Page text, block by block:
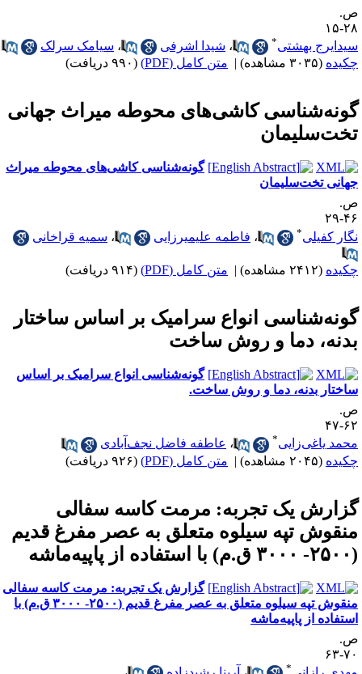
۱۵
بهشتی
،شیدا اشرفی ،سیامک سرلک
(۳۰۳۵ مشاهده) | متن کامل (PDF) (۹۹۰ دریافت)
کاشی‌های محوطه میراث جهانی
گونه‌شناسی کاشی‌های محوطه میراث
تخت‌سلیمان
۲۹
کفیلی
،فاطمه علیمیرزایی ،سمیه قراخانی
(۲۴۱۲ مشاهده) | متن کامل (PDF) (۹۱۴ دریافت)
انواع سرامیک بر اساس ساختار
دما و روش ساخت
گونه‌شناسی انواع سرامیک بر اساس
بدنه، دما و روش ساخت.
۴۷
یاغی‌زایی
،عاطفه فاضل نجف‌آبادی
(۲۰۴۵ مشاهده) | متن کامل (PDF) (۹۲۶ دریافت)
یک تجربه: مرمت کاسه سفالی
تپه سیلوه متعلق به عصر مفرغ قدیم
گزارش یک تجربه: مرمت کاسه سفالی
منقوش تپه سیلوه متعلق به عصر مفرغ قدیم (۲۵۰۰- ۳۰۰۰ ق.م) با
از پاپیه‌ماشه
۶۳